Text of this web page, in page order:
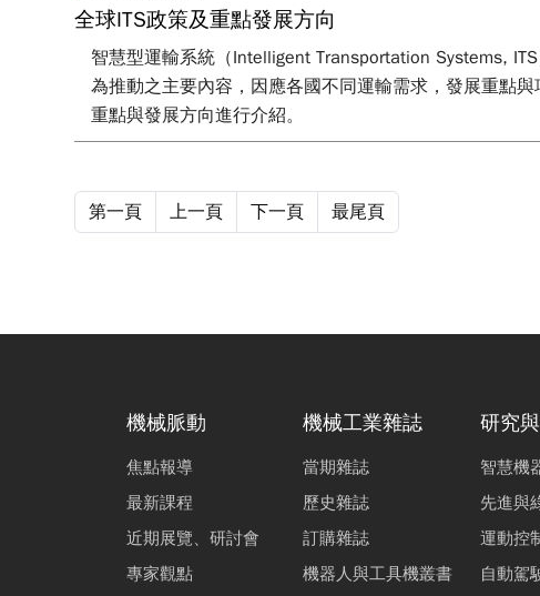
全球ITS政策及重點發展方向
智慧型運輸系統（Intelligent Transportation Systems,
為推動之主要內容，因應各國不同運輸需求，發展重點
重點與發展方向進行介紹。
第一頁 上一頁 下一頁 最尾頁
機械脈動
焦點報導
最新課程
近期展覽、研討會
專家觀點
機械工業雜誌
當期雜誌
歷史雜誌
訂購雜誌
機器人與工具機叢書
研究
智慧機
先進與
運動控
自動駕